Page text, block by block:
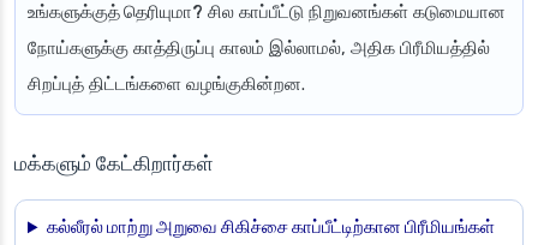
உங்களுக்குத் தெரியுமா? சில காப்பீட்டு நிறுவனங்கள் கடுமையான
நோய்களுக்கு காத்திருப்பு காலம் இல்லாமல், அதிக பிரீமியத்தில்
சிறப்புத் திட்டங்களை வழங்குகின்றன.
மக்களும் கேட்கிறார்கள்
கல்லீரல் மாற்று அறுவை சிகிச்சை காப்பீட்டிற்கான பிரீமியங்கள்